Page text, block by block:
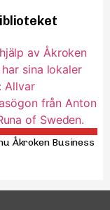
Åkroken Business